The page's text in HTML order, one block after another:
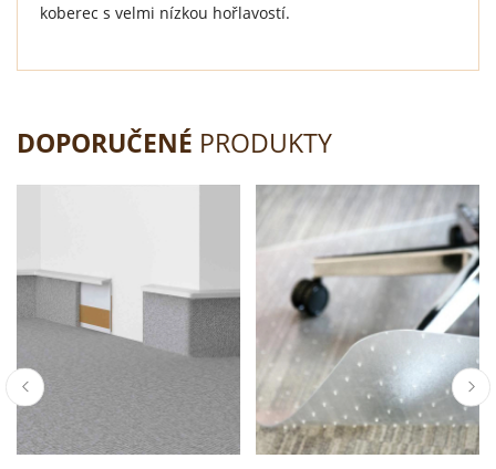
koberec s velmi nízkou hořlavostí.
DOPORUČENÉ PRODUKTY